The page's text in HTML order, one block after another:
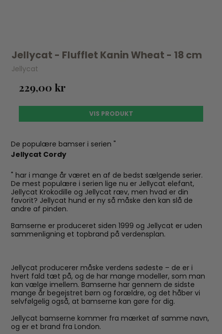
Jellycat - Flufflet Kanin Wheat - 18 cm
Jellycat
229,00 kr
VIS PRODUKT
De populære bamser i serien "
Jellycat Cordy
" har i mange år været en af de bedst sælgende serier.
De mest populære i serien lige nu er Jellycat elefant,
Jellycat Krokodille og Jellycat ræv, men hvad er din
favorit? Jellycat hund er ny så måske den kan slå de
andre af pinden.
Bamserne er produceret siden 1999 og Jellycat er uden
sammenligning et topbrand på verdensplan.
Jellycat producerer måske verdens sødeste – de er i
hvert fald tæt på, og de har mange modeller, som man
kan vælge imellem. Bamserne har gennem de sidste
mange år begejstret børn og forældre, og det håber vi
selvfølgelig også, at bamserne kan gøre for dig.
Jellycat bamserne kommer fra mærket af samme navn,
og er et brand fra London.